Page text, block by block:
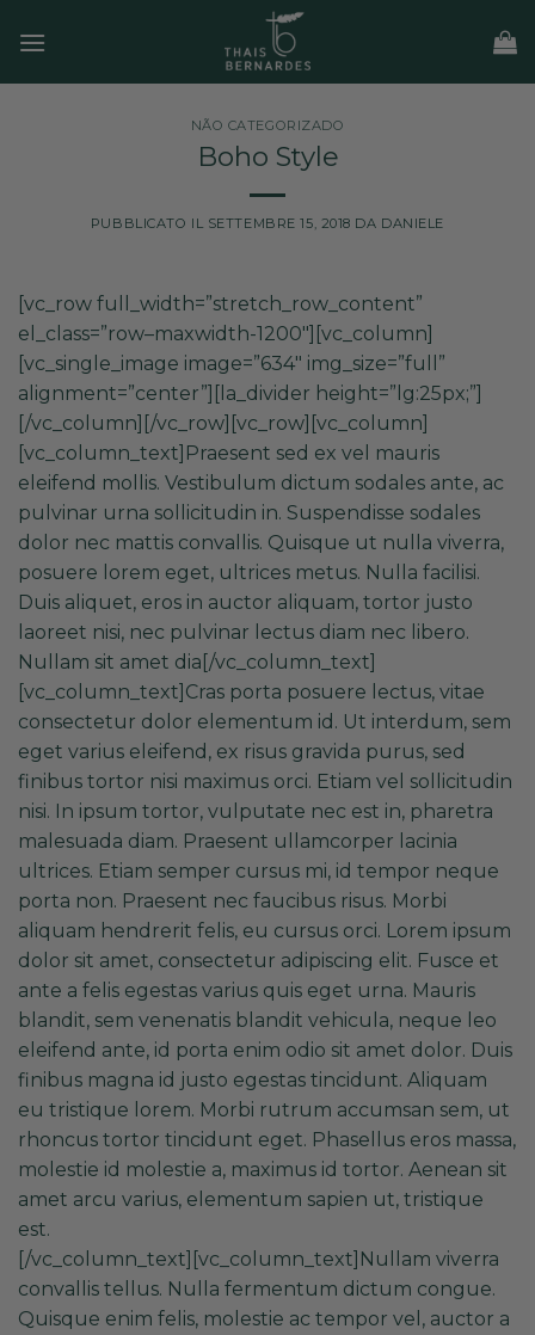
NÃO CATEGORIZADO
Boho Style
PUBBLICATO IL SETTEMBRE 15, 2018 DA DANIELE
[vc_row full_width=”stretch_row_content”
el_class=”row–maxwidth-1200″][vc_column]
[vc_single_image image=”634″ img_size=”full”
alignment=”center”][la_divider height=”lg:25px;”]
[/vc_column][/vc_row][vc_row][vc_column]
[vc_column_text]Praesent sed ex vel mauris
eleifend mollis. Vestibulum dictum sodales ante, ac
pulvinar urna sollicitudin in. Suspendisse sodales
dolor nec mattis convallis. Quisque ut nulla viverra,
posuere lorem eget, ultrices metus. Nulla facilisi.
Duis aliquet, eros in auctor aliquam, tortor justo
laoreet nisi, nec pulvinar lectus diam nec libero.
Nullam sit amet dia[/vc_column_text]
[vc_column_text]Cras porta posuere lectus, vitae
consectetur dolor elementum id. Ut interdum, sem
eget varius eleifend, ex risus gravida purus, sed
finibus tortor nisi maximus orci. Etiam vel sollicitudin
nisi. In ipsum tortor, vulputate nec est in, pharetra
malesuada diam. Praesent ullamcorper lacinia
ultrices. Etiam semper cursus mi, id tempor neque
porta non. Praesent nec faucibus risus. Morbi
aliquam hendrerit felis, eu cursus orci. Lorem ipsum
dolor sit amet, consectetur adipiscing elit. Fusce et
ante a felis egestas varius quis eget urna. Mauris
blandit, sem venenatis blandit vehicula, neque leo
eleifend ante, id porta enim odio sit amet dolor. Duis
finibus magna id justo egestas tincidunt. Aliquam
eu tristique lorem. Morbi rutrum accumsan sem, ut
rhoncus tortor tincidunt eget. Phasellus eros massa,
molestie id molestie a, maximus id tortor. Aenean sit
amet arcu varius, elementum sapien ut, tristique
est.
[/vc_column_text][vc_column_text]Nullam viverra
convallis tellus. Nulla fermentum dictum congue.
Quisque enim felis, molestie ac tempor vel, auctor a